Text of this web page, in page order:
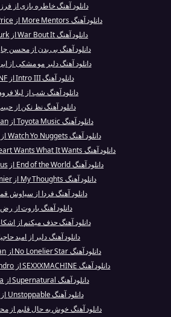
دانلود آهنگ خاطره بازی از
دانلود آهنگ More Mentors از Connor Price
دانلود آهنگ War Bout It از Lil Durk
دانلود آهنگ بی بدن از محسن
دانلود آهنگ دلبر مو مشکی از
دانلود آهنگ Intro III از NF
دانلود آهنگ شب از لیلا
دانلود آهنگ نظ نکن از
دانلود آهنگ Toyota Music از Big Sean
دانلود آهنگ Watch Yo Nuggets از Redman
دانلود آهنگ The Heart Wants What It Wants از Se...
دانلود آهنگ End of the World از Miley Cyrus
دانلود آهنگ My Thoughts از DJ Premier
دانلود آهنگ فردا از سیاوش
دانلود آهنگ باروت از رض
دانلود آهنگ حذف میکنم از
دانلود آهنگ دلبر از امید
دانلود آهنگ No Lonelier Star از Draconian
دانلود آهنگ SEXXXMACHINE از Rauw Alejandro
دانلود آهنگ Supernatural از Kesha
دانلود آهنگ Unstoppable از Sia
دانلود آهنگ خوش به حال قلبم از